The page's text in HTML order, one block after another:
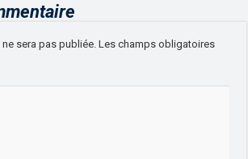
sera pas publiée. Les champs obligatoires